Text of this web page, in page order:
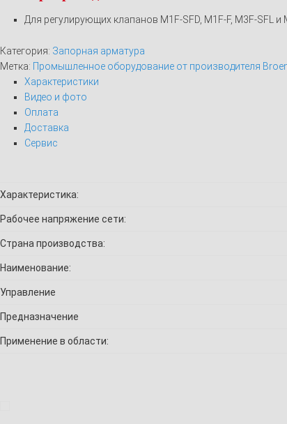
Для регулирующих клапанов M1F-SFD, M1F-F, M3F-SFL и
Категория: Запорная арматура
Метка: Промышленное оборудование от производителя
Характеристики
Видео и фото
Оплата
Доставка
Сервис
Характеристика:
Рабочее напряжение сети:
Страна производства:
Наименование:
Управление
Предназначение
Применение в области: